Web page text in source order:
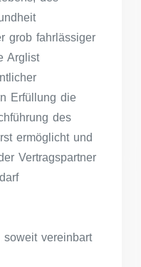
grob fahrlässiger
Arglist
Erfüllung die
des
ermöglicht und
Vertragspartner
soweit vereinbart